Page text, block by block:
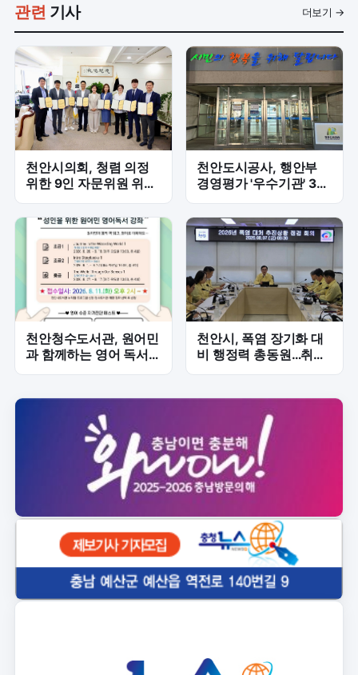
관련 기사 더보기 →
천안시의회, 청렴 의정
위한 9인 자문위원 위촉
'본격 시동'
천안도시공사, 행안부
경영평가 '우수기관' 3년
만에 재선정
천안청수도서관, 원어민
과 함께하는 영어 독서·
회화 프로그램 '모든 영
천안시, 폭염 장기화 대
비 행정력 총동원…취약
계층 보호 강화